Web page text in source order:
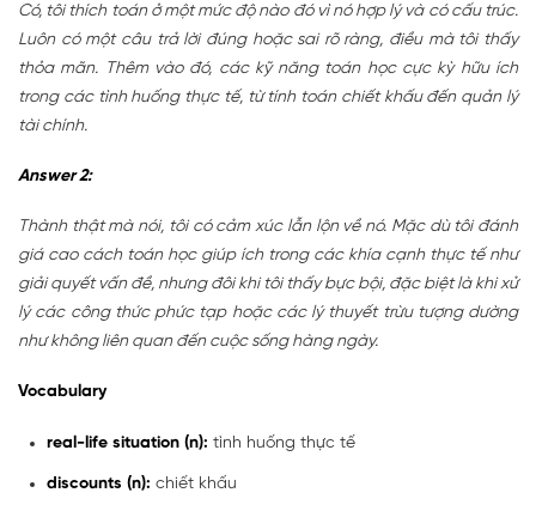
Có, tôi thích toán ở một mức độ nào đó vì nó hợp lý và có cấu trúc.
Luôn có một câu trả lời đúng hoặc sai rõ ràng, điều mà tôi thấy
thỏa mãn. Thêm vào đó, các kỹ năng toán học cực kỳ hữu ích
trong các tình huống thực tế, từ tính toán chiết khấu đến quản lý
tài chính.
Answer 2:
Thành thật mà nói, tôi có cảm xúc lẫn lộn về nó. Mặc dù tôi đánh
giá cao cách toán học giúp ích trong các khía cạnh thực tế như
giải quyết vấn đề, nhưng đôi khi tôi thấy bực bội, đặc biệt là khi xử
lý các công thức phức tạp hoặc các lý thuyết trừu tượng dường
như không liên quan đến cuộc sống hàng ngày.
Vocabulary
real-life situation (n): tình huống thực tế
discounts (n): chiết khấu